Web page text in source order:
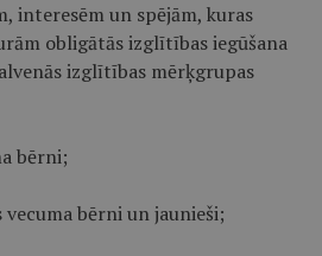
interesēm un spējām, kuras
obligātās izglītības iegūšana
izglītības mērķgrupas
bērni;
bērni un jaunieši;